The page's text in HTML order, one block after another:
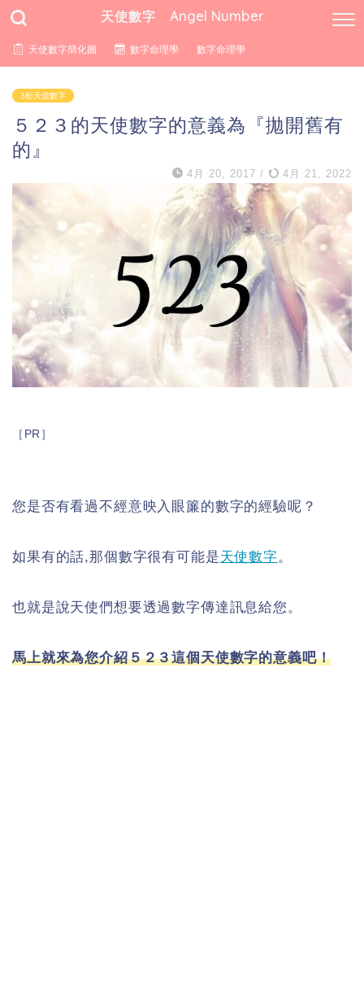
天使數字 Angel Number
天使數字簡化圖 數字命理學 數字命理學
3桁天使數字
５２３的天使數字的意義為『拋開舊有
的』
4月 20, 2017 / 4月 21, 2022
［PR］
您是否有看過不經意映入眼簾的數字的經驗呢？
如果有的話,那個數字很有可能是天使數字。
也就是說天使們想要透過數字傳達訊息給您。
馬上就來為您介紹５２３這個天使數字的意義吧！